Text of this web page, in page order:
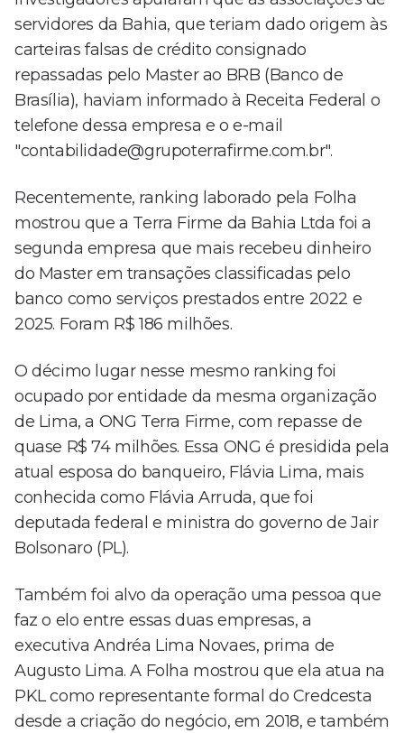
servidores da Bahia, que teriam dado origem às
carteiras falsas de crédito consignado
repassadas pelo Master ao BRB (Banco de
Brasília), haviam informado à Receita Federal o
telefone dessa empresa e o e-mail
"contabilidade@grupoterrafirme.com.br".
Recentemente, ranking laborado pela Folha
mostrou que a Terra Firme da Bahia Ltda foi a
segunda empresa que mais recebeu dinheiro
do Master em transações classificadas pelo
banco como serviços prestados entre 2022 e
2025. Foram R$ 186 milhões.
O décimo lugar nesse mesmo ranking foi
ocupado por entidade da mesma organização
de Lima, a ONG Terra Firme, com repasse de
quase R$ 74 milhões. Essa ONG é presidida pela
atual esposa do banqueiro, Flávia Lima, mais
conhecida como Flávia Arruda, que foi
deputada federal e ministra do governo de Jair
Bolsonaro (PL).
Também foi alvo da operação uma pessoa que
faz o elo entre essas duas empresas, a
executiva Andréa Lima Novaes, prima de
Augusto Lima. A Folha mostrou que ela atua na
PKL como representante formal do Credcesta
desde a criação do negócio, em 2018, e também